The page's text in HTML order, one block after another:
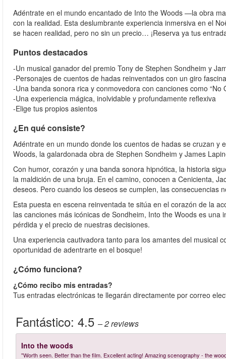
Adéntrate en el mundo encantado de Into the Woods —la obra
con la realidad. Esta deslumbrante experiencia inmersiva en el
se hacen realidad, pero no sin un precio… ¡Reserva ya tus
Puntos destacados
-Un musical ganador del premio Tony de Stephen Sondheim y
-Personajes de cuentos de hadas reinventados con un giro
-Una banda sonora rica y conmovedora con canciones como “No
-Una experiencia mágica, inolvidable y profundamente reflexiva
-Elige tus propios asientos
¿En qué consiste?
Adéntrate en un mundo donde los cuentos de hadas se cruzan y
Woods, la galardonada obra de Stephen Sondheim y James
Con humor, corazón y una banda sonora hipnótica, la historia
la maldición de una bruja. En el camino, conocen a Cenicienta,
deseos. Pero cuando los deseos se cumplen, las consecuencias
Esta puesta en escena reinventada te sitúa en el corazón de la
las canciones más icónicas de Sondheim, Into the Woods es
pérdida y el precio de nuestras decisiones.
Una experiencia cautivadora tanto para los amantes del musical
oportunidad de adentrarte en el bosque!
¿Cómo funciona?
¿Cómo recibo mis entradas?
Tus entradas electrónicas te llegarán directamente por correo
Fantástico: 4.5 – 2reviews
Into the woods
"Worth seen. Better than the film. Excellent acting! Amazing scenography - the